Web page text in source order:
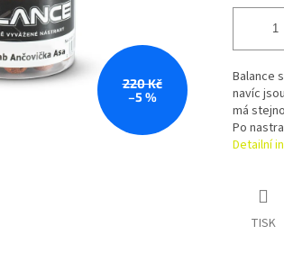
220 Kč
–5 %
Balance
navíc
má
Po
Detailní
TISK